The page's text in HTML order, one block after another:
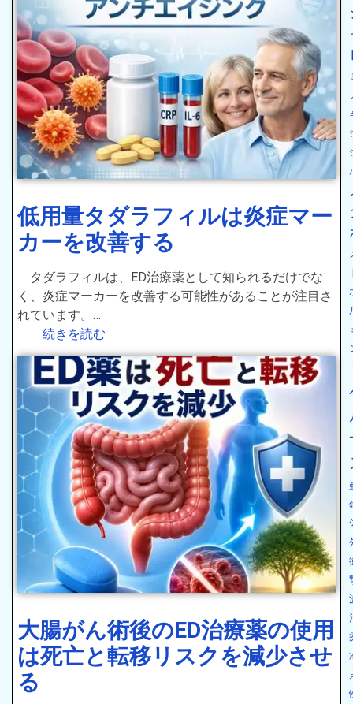
低用量タダラフィルは炎症マー
カーを改善する
タダラフィルは、ED治療薬として知られるだけでな
く、炎症マーカーを改善する可能性があることが注目さ
れています。…
続きを読む
大腸がん術後のED治療薬の使用
は死亡と転移リスクを減少させ
る